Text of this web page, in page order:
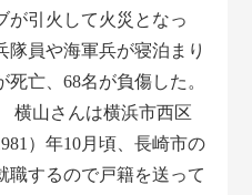
が引火して火災となっ
隊員や海軍兵が寝泊まり
亡、68名が負傷した。
山さんは横浜市西区
）年10月頃、長崎市の
職するので戸籍を送って